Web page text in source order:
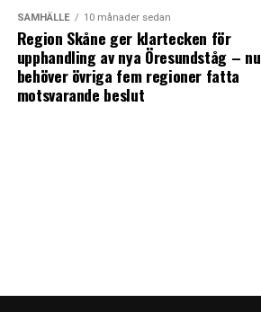
SAMHÄLLE 10 månader sedan
Region Skåne ger klartecken för
upphandling av nya Öresundståg – nu
behöver övriga fem regioner fatta
motsvarande beslut